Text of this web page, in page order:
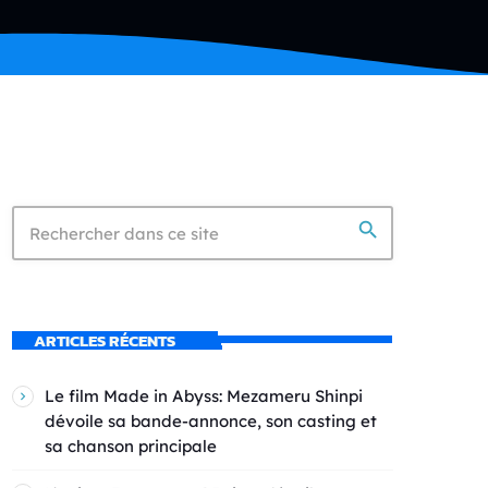
search
ARTICLES RÉCENTS
Le film Made in Abyss: Mezameru Shinpi
dévoile sa bande-annonce, son casting et
sa chanson principale